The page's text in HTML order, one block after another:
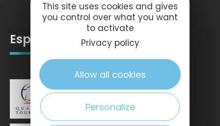
Espace pro
This site uses cookies and gives
you control over what you want
to activate
Privacy policy
Allow all cookies
Personalize